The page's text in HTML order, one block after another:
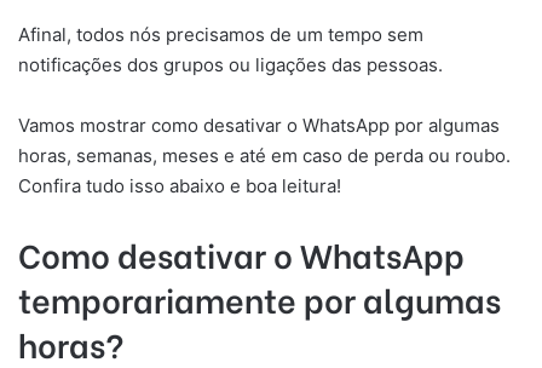
Afinal, todos nós precisamos de um tempo sem
notificações dos grupos ou ligações das pessoas.
Vamos mostrar como desativar o WhatsApp por algumas
horas, semanas, meses e até em caso de perda ou roubo.
Confira tudo isso abaixo e boa leitura!
Como desativar o WhatsApp
temporariamente por algumas
horas?